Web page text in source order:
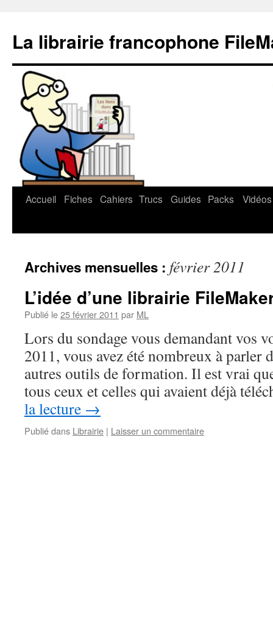
La librairie francophone
Aller
Accueil Fiches Cahiers Trucs Guides Packs Vidéos
Archives mensuelles : février 2011
L’idée d’une librairie
Publié le25 février 2011 par ML
Lors du sondage vous demandant vos
2011, vous avez été nombreux à parler
autres outils de formation. Il est vrai
tous ceux et celles qui avaient déjà
la lecture →
Publié dans Librairie | Laisser un commentaire